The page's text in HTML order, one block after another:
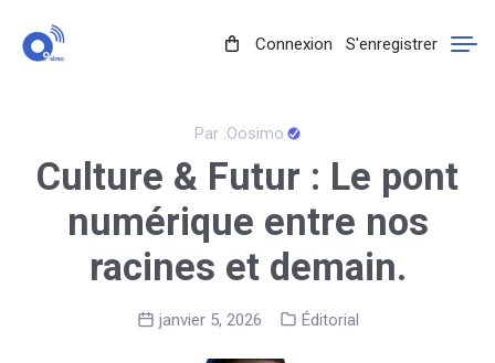
Connexion S'enregistrer
Par :Oosimo
Culture & Futur : Le pont
numérique entre nos
racines et demain.
janvier 5, 2026 Éditorial